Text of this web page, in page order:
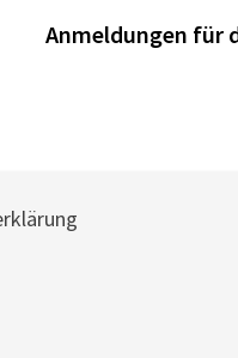
Anmeldungen für